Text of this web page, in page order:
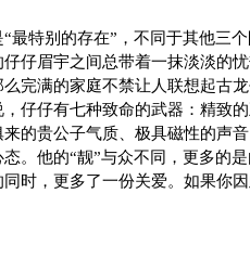
特别的存在”，不同于其他三个
仔眉宇之间总带着一抹淡淡的
么完满的家庭不禁让人联想起古
仔仔有七种致命的武器：精致
的贵公子气质、极具磁性的声
。他的“靓”与众不同，更多的
时，更多了一份关爱。如果你